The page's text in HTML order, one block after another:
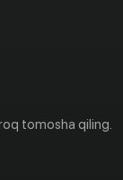
tomosha qiling.